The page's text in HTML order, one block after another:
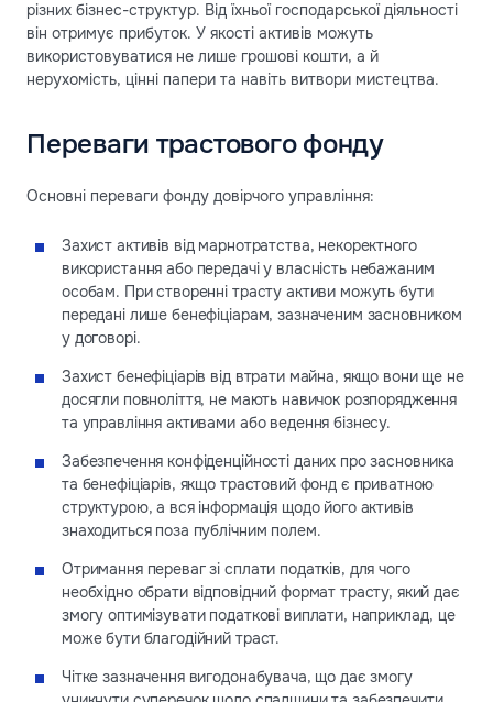
різних бізнес-структур. Від їхньої господарської діяльності
він отримує прибуток. У якості активів можуть
використовуватися не лише грошові кошти, а й
нерухомість, цінні папери та навіть витвори мистецтва.
Переваги трастового фонду
Основні переваги фонду довірчого управління:
Захист активів від марнотратства, некоректного
використання або передачі у власність небажаним
особам. При створенні трасту активи можуть бути
передані лише бенефіціарам, зазначеним засновником
у договорі.
Захист бенефіціарів від втрати майна, якщо вони ще не
досягли повноліття, не мають навичок розпорядження
та управління активами або ведення бізнесу.
Забезпечення конфіденційності даних про засновника
та бенефіціарів, якщо трастовий фонд є приватною
структурою, а вся інформація щодо його активів
знаходиться поза публічним полем.
Отримання переваг зі сплати податків, для чого
необхідно обрати відповідний формат трасту, який дає
змогу оптимізувати податкові виплати, наприклад, це
може бути благодійний траст.
Чітке зазначення вигодонабувача, що дає змогу